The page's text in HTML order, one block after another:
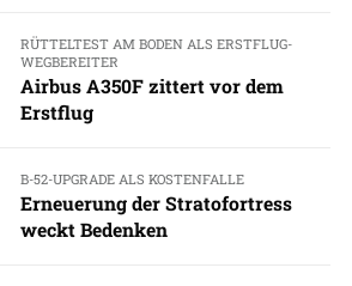
RÜTTELTEST AM BODEN ALS ERSTFLUG-
WEGBEREITER
Airbus A350F zittert vor dem
Erstflug
B-52-UPGRADE ALS KOSTENFALLE
Erneuerung der Stratofortress
weckt Bedenken